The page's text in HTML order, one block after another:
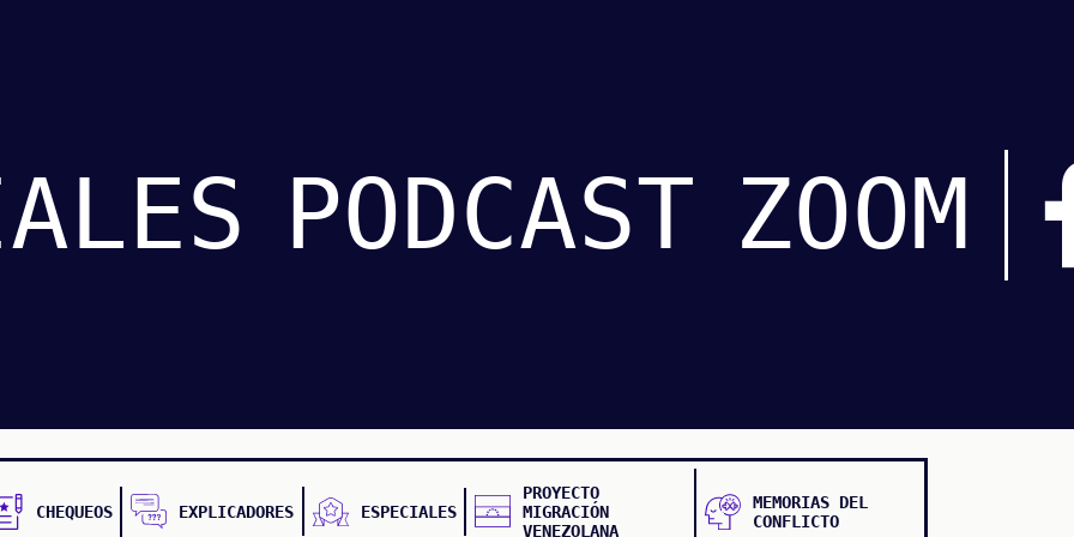
PODCAST ZOOM
CHEQUEOS EXPLICADORES ESPECIALES
PROYECTO
MIGRACIÓN
VENEZOLANA
MEMORIAS DEL
CONFLICTO